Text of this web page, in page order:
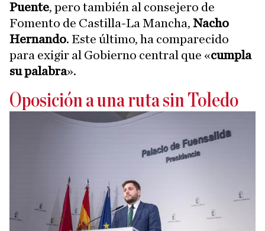
Puente, pero también al consejero de
Fomento de Castilla-La Mancha, Nacho
Hernando. Este último, ha comparecido
para exigir al Gobierno central que «cumpla
su palabra».
Oposición a una ruta sin Toledo